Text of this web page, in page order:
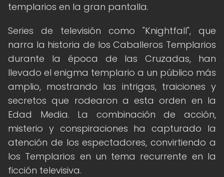
templarios en la gran pantalla.
Series de televisión como "Knightfall", que
narra la historia de los Caballeros Templarios
durante la época de las Cruzadas, han
llevado el enigma templario a un público más
amplio, mostrando las intrigas, traiciones y
secretos que rodearon a esta orden en la
Edad Media. La combinación de acción,
misterio y conspiraciones ha capturado la
atención de los espectadores, convirtiendo a
los Templarios en un tema recurrente en la
ficción televisiva.